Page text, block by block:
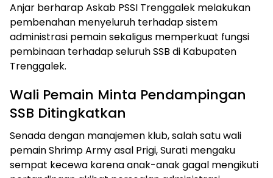
Anjar berharap Askab PSSI Trenggalek melakukan
pembenahan menyeluruh terhadap sistem
administrasi pemain sekaligus memperkuat fungsi
pembinaan terhadap seluruh SSB di Kabupaten
Trenggalek.
Wali Pemain Minta Pendampingan
SSB Ditingkatkan
Senada dengan manajemen klub, salah satu wali
pemain Shrimp Army asal Prigi, Surati mengaku
sempat kecewa karena anak-anak gagal mengikuti